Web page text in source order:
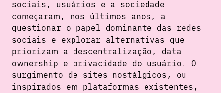
sociais, usuários e a sociedade
começaram, nos últimos anos, a
questionar o papel dominante das redes
sociais e explorar alternativas que
priorizam a descentralização, data
ownership e privacidade do usuário. O
surgimento de sites nostálgicos, ou
inspirados em plataformas existentes,